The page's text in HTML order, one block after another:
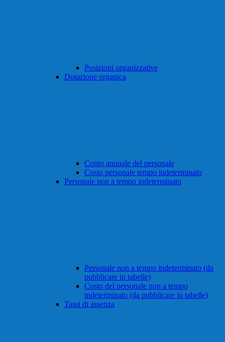
Posizioni organizzative
Dotazione organica
Conto annuale del personale
Costo personale tempo indeterminato
Personale non a tempo indeterminato
Personale non a tempo indeterminato (da
pubblicare in tabelle)
Costo del personale non a tempo
indeterminato (da pubblicare in tabelle)
Tassi di assenza